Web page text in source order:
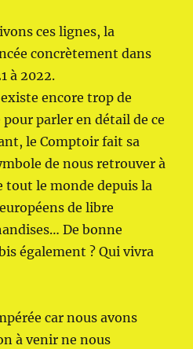
ces lignes, la
concrètement dans
à 2022.
encore trop de
parler en détail de ce
le Comptoir fait sa
de nous retrouver à
tout le monde depuis la
de libre
De bonne
également ? Qui vivra
car nous avons
à venir ne nous